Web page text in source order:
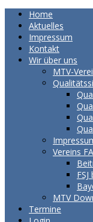
Home
Aktuelles
Impressum
Kontakt
Wir über uns
MTV-
Vereins
MTV
Termine